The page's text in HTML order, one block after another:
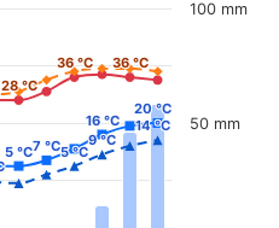
28 °C
28 °C
36 °C
36 °C 36 °C
36 °C
5 °C
5 °C7 °C
7 °C
16 °C
16 °C
20 °C
20 °C
5 °C
5 °C
9 °C
9 °C
14 °C
14 °C 50 mm
100 mm